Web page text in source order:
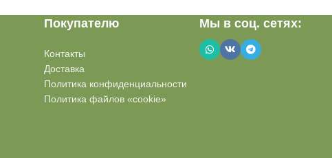
Покупателю
Контакты
Доставка
Политика конфиденциальности
Политика файлов «cookie»
Мы в соц. сетях: